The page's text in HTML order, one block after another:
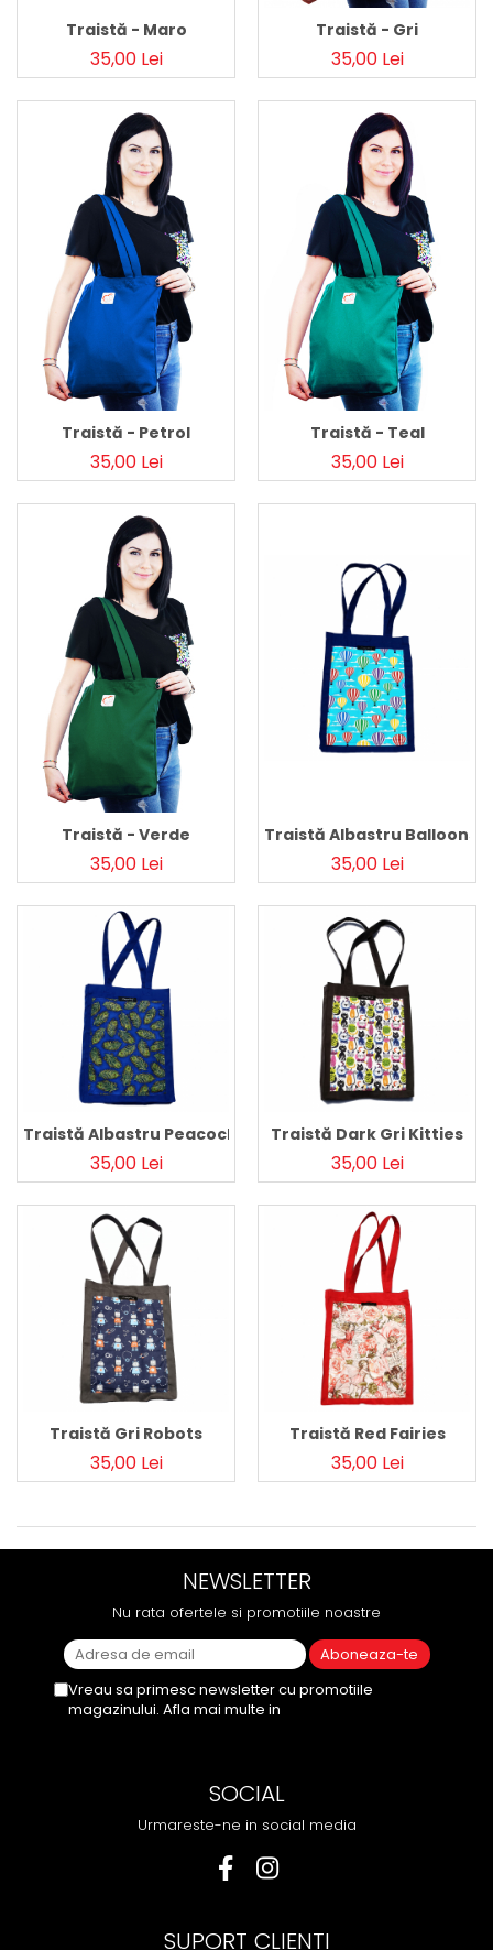
Traistă - Maro
35,00 Lei
Traistă - Gri
35,00 Lei
Traistă - Petrol
35,00 Lei
Traistă - Teal
35,00 Lei
Traistă - Verde
35,00 Lei
Traistă Albastru Balloons
35,00 Lei
Traistă Albastru Peacock
35,00 Lei
Traistă Dark Gri Kitties
35,00 Lei
Traistă Gri Robots
35,00 Lei
Traistă Red Fairies
35,00 Lei
NEWSLETTER
Nu rata ofertele si promotiile noastre
Vreau sa primesc newsletter cu promotiile
magazinului. Afla mai multe in
SOCIAL
Urmareste-ne in social media
SUPORT CLIENTI